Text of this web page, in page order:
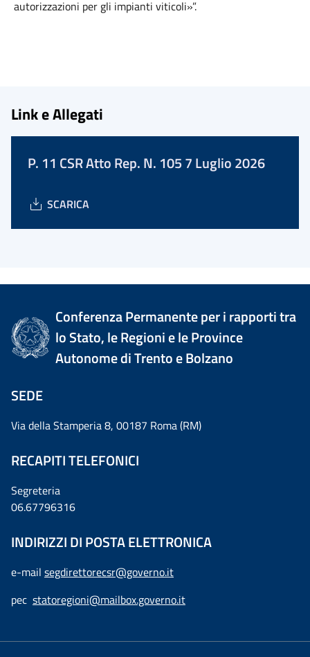
autorizzazioni per gli impianti viticoli»”.
Link e Allegati
P. 11 CSR Atto Rep. N. 105 7 Luglio 2026
SCARICA
Conferenza Permanente per i rapporti tra
lo Stato, le Regioni e le Province
Autonome di Trento e Bolzano
SEDE
Via della Stamperia 8, 00187 Roma (RM)
RECAPITI TELEFONICI
Segreteria
06.67796316
INDIRIZZI DI POSTA ELETTRONICA
e-mail segdirettorecsr@governo.it
pec statoregioni@mailbox.governo.it